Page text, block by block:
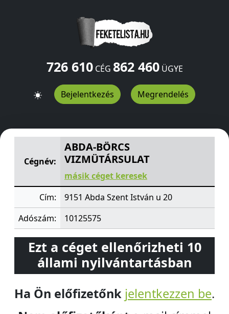
726 610CÉG 862 460ÜGYE
Bejelentkezés Megrendelés
ABDA-BÖRCS VIZMÜTÁRSULAT
Cégnév:
ABDA-BÖRCS
VIZMÜTÁRSULAT
másik céget keresek
Cím:
9151 Abda Szent István u 20
Adószám:
10125575
Ezt a céget ellenőrizheti 10
állami nyilvántartásban
Ha Ön előfizetőnk jelentkezzen be.